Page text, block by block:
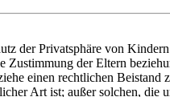
der Privatsphäre von
der Eltern
einen rechtlichen
Art ist; außer solchen,